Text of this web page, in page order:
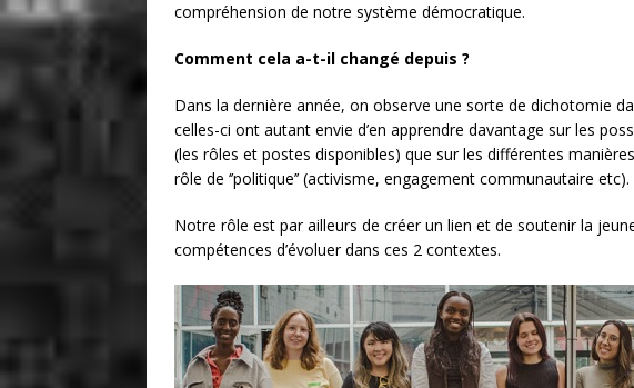
compréhension de notre système démocratique.
Comment cela a-t-il changé depuis ?
Dans la dernière année, on observe une sorte de dichotomie
celles-ci ont autant envie d’en apprendre davantage sur les
(les rôles et postes disponibles) que sur les différentes
rôle de ‘’politique’’ (activisme, engagement communautaire etc).
Notre rôle est par ailleurs de créer un lien et de soutenir la
compétences d’évoluer dans ces 2 contextes.